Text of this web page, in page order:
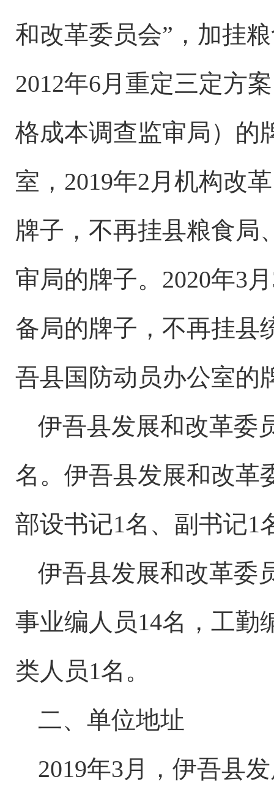
和改革委员会” ，加挂
2012年6月重定三定方
格成本调查监审局）的
室， 2019年2月机构改
牌子，不再挂县粮食局
审局的牌子。 2020年3月
备局的牌子，不再挂县
吾县国防动员办公室的
伊吾县发展和改革委
名。伊吾县发展和改革
部设书记1名、 副书记1
伊吾县发展和改革委
事业编人员14名，工勤
类人员1名。
二、单位地址
2019年3月，伊吾县